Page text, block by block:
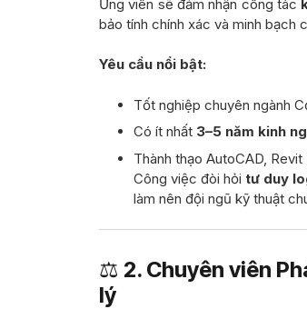
Ứng viên sẽ đảm nhận công tác
bảo tính chính xác và minh bạch
Yêu cầu nổi bật:
Tốt nghiệp chuyên ngành
Có ít nhất 3–5 năm kinh
Thành thạo AutoCAD,
Công việc đòi hỏi tư duy
làm nên đội ngũ kỹ thuật
⚖️ 2. Chuyên viên
lý